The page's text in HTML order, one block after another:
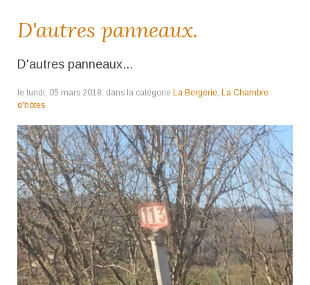
D'autres panneaux.
D'autres panneaux...
le lundi, 05 mars 2018. dans la catégorie La Bergerie, La Chambre
d'hôtes